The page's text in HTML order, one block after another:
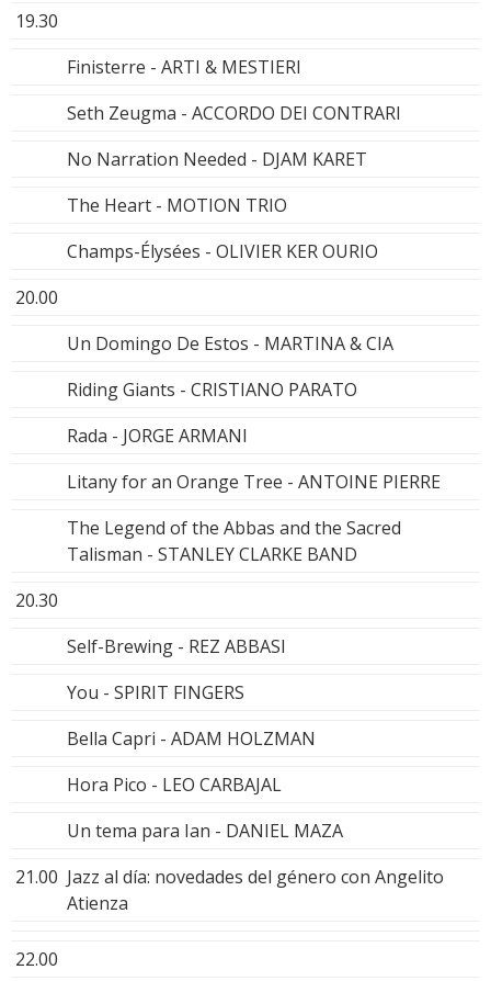
19.30
Finisterre - ARTI & MESTIERI
Seth Zeugma - ACCORDO DEI CONTRARI
No Narration Needed - DJAM KARET
The Heart - MOTION TRIO
Champs-Élysées - OLIVIER KER OURIO
20.00
Un Domingo De Estos - MARTINA & CIA
Riding Giants - CRISTIANO PARATO
Rada - JORGE ARMANI
Litany for an Orange Tree - ANTOINE PIERRE
The Legend of the Abbas and the Sacred
Talisman - STANLEY CLARKE BAND
20.30
Self-Brewing - REZ ABBASI
You - SPIRIT FINGERS
Bella Capri - ADAM HOLZMAN
Hora Pico - LEO CARBAJAL
Un tema para Ian - DANIEL MAZA
21.00 Jazz al día: novedades del género con Angelito
Atienza
22.00